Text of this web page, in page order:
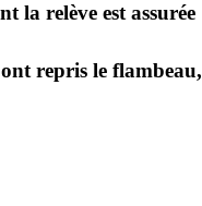
la relève est assurée
repris le flambeau,